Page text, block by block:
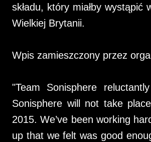
składu, który miałby wystąpić
Wielkiej Brytanii.
Wpis zamieszczony przez
"Team Sonisphere
Sonisphere will not take
2015. We’ve been working
up that we felt was good